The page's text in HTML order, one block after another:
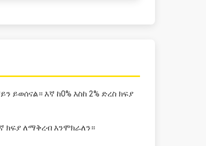
እኛ ከ0% እስከ 2% ድረስ ክፍያ
ክፍያ ለማቅረብ እንሞክራለን።